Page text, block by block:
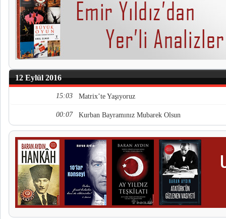
12 Eylül 2016
15:03 Matrix’te Yaşıyoruz
00:07 Kurban Bayramınız Mubarek Olsun